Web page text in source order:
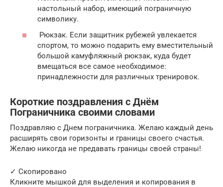
настольный набор, имеющий пограничную
символику.
Рюкзак. Если защитник рубежей увлекается
спортом, то можно подарить ему вместительный
большой камуфляжный рюкзак, куда будет
вмещаться все самое необходимое:
принадлежности для различных тренировок.
Короткие поздравления с Днём
Пограничника своими словами
Поздравляю с Днем пограничника. Желаю каждый день
расширять свои горизонты и границы своего счастья.
Желаю никогда не предавать границы своей страны!
✓ Скопировано
Кликните мышкой для выделения и копирования в